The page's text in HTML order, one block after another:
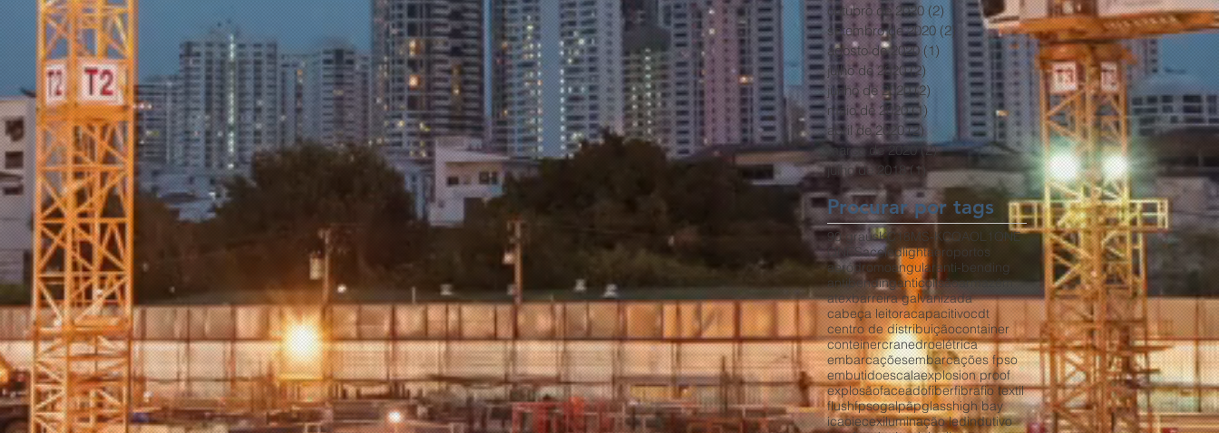
outubro de 2020 (2) 2 posts
setembro de 2020 (2)
2 posts
agosto de 2020 (1) 1 post
julho de 2020 (2) 2 posts
junho de 2020 (2) 2 posts
maio de 2020 (1)
abril de 2020 (2)2 posts
março de 2020 (2)2 posts
julho de 2018 (1) 1 post
Procurar por tags
90 grausKC18MS-KCQAOL1 QNE
QNESaceledlightaeroportos
aeródromoangularanti-bending
antibendinganticolisãoarmazém
atexbarreira galvanizada
cabeça leitoracapacitivocdt
centro de distribuiçãocontainer
conteinercranedroelétrica
embarcaçõesembarcações fpso
embutidoescalaexplosion proof
explosãofaceadofiberfibrafio textil
flushfpsogalpãpglasshigh bay
icaoiecexiluminação ledindutivo